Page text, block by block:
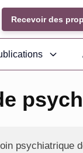
Recevoir des
psychiatrique